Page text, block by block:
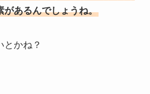
があるんでしょうね。
とかね？